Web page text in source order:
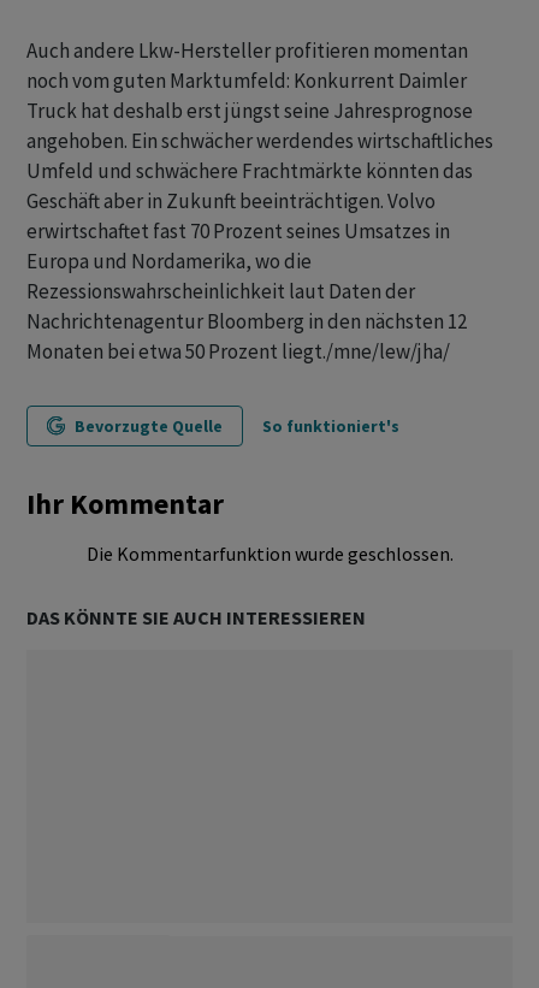
Auch andere Lkw-Hersteller profitieren momentan
noch vom guten Marktumfeld: Konkurrent Daimler
Truck hat deshalb erst jüngst seine Jahresprognose
angehoben. Ein schwächer werdendes wirtschaftliches
Umfeld und schwächere Frachtmärkte könnten das
Geschäft aber in Zukunft beeinträchtigen. Volvo
erwirtschaftet fast 70 Prozent seines Umsatzes in
Europa und Nordamerika, wo die
Rezessionswahrscheinlichkeit laut Daten der
Nachrichtenagentur Bloomberg in den nächsten 12
Monaten bei etwa 50 Prozent liegt./mne/lew/jha/
Bevorzugte Quelle So funktioniert's
Ihr Kommentar
Die Kommentarfunktion wurde geschlossen.
DAS KÖNNTE SIE AUCH INTERESSIEREN